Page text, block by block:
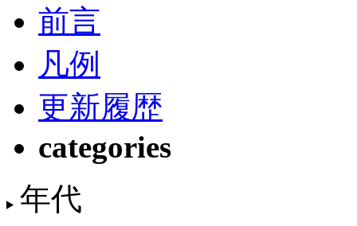
前言
凡例
更新履歴
categories
年代